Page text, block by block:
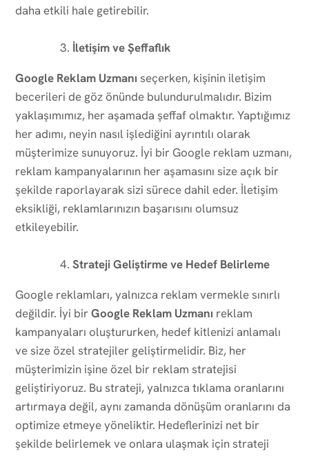
daha etkili hale getirebilir.
İletişim ve Şeffaflık
Google Reklam Uzmanı seçerken, kişinin iletişim
becerileri de göz önünde bulundurulmalıdır. Bizim
yaklaşımımız, her aşamada şeffaf olmaktır. Yaptığımız
her adımı, neyin nasıl işlediğini ayrıntılı olarak
müşterimize sunuyoruz. İyi bir Google reklam uzmanı,
reklam kampanyalarının her aşamasını size açık bir
şekilde raporlayarak sizi sürece dahil eder. İletişim
eksikliği, reklamlarınızın başarısını olumsuz
etkileyebilir.
Strateji Geliştirme ve Hedef Belirleme
Google reklamları, yalnızca reklam vermekle sınırlı
değildir. İyi birGoogle Reklam Uzmanı reklam
kampanyaları oluştururken, hedef kitlenizi anlamalı
ve size özel stratejiler geliştirmelidir. Biz, her
müşterimizin işine özel bir reklam stratejisi
geliştiriyoruz. Bu strateji, yalnızca tıklama oranlarını
artırmaya değil, aynı zamanda dönüşüm oranlarını da
optimize etmeye yöneliktir. Hedeflerinizi net bir
şekilde belirlemek ve onlara ulaşmak için strateji